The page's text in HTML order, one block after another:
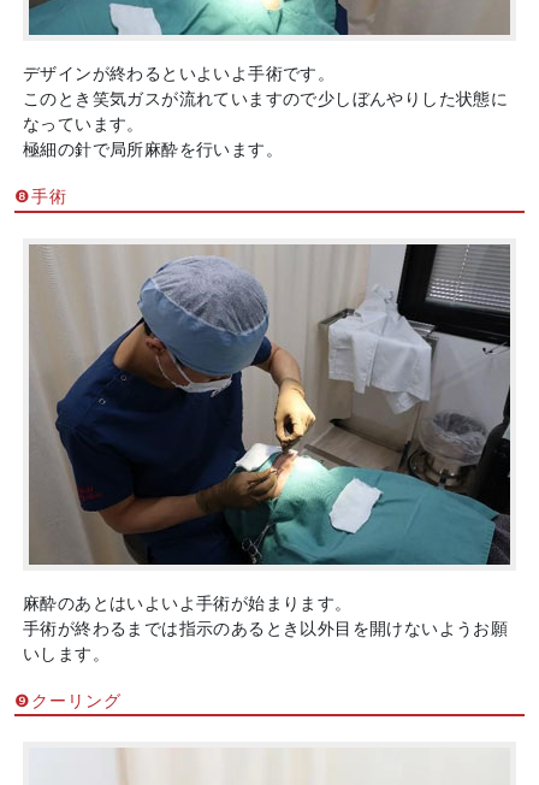
デザインが終わるといよいよ手術です。
このとき笑気ガスが流れていますので少しぼんやりした状態に
なっています。
極細の針で局所麻酔を行います。
❽手術
麻酔のあとはいよいよ手術が始まります。
手術が終わるまでは指示のあるとき以外目を開けないようお願
いします。
❾クーリング